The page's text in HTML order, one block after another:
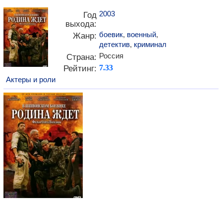
Год
выхода:
2003
Жанр: боевик, военный,
детектив, криминал
Страна: Россия
Рейтинг: 7.33
Актеры и роли